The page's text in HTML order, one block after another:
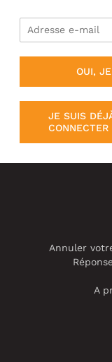
OUI,
JE SUIS
CONNECTER
Annuler
A